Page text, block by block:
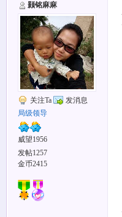
颢铭麻麻
关注Ta
发消息
局级领导
威望1956
发帖1257
金币2415